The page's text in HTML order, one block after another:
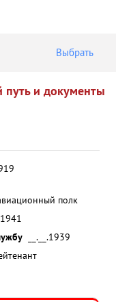
Выбрать
путь и документы
полк
__.__.1939